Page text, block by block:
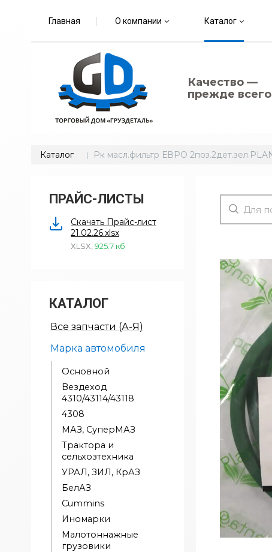
Главная О компании Каталог
Качество —
прежде
Каталог Рк масл.фильтр ЕВРО
ПРАЙС-ЛИСТЫ
Скачать Прайс-лист
21.02.26.xlsx
XLSX 925.7 кб
КАТАЛОГ
Все запчасти (А-Я)
Марка автомобиля
Основной
Вездеход
4310/43114/43118
4308
МАЗ, СуперМАЗ
Трактора и
сельхозтехника
УРАЛ, ЗИЛ, КрАЗ
БелАЗ
Cummins
Иномарки
Малотоннажные
грузовики